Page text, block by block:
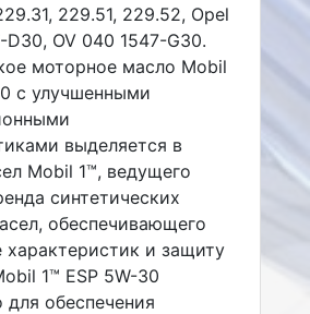
229.51, 229.52, Opel
D30, OV 040 1547-G30.
моторное масло Mobil
с улучшенными
выделяется в
Mobil 1™, ведущего
синтетических
обеспечивающего
и защиту
1™ ESP 5W-30
для обеспечения